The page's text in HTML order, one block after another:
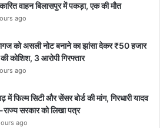
वाहन बिलासपुर में पकड़ा, एक की मौत
ago
को असली नोट बनाने का झांसा देकर ₹50 हजार
कोशिश, 3 आरोपी गिरफ्तार
ago
में फिल्म सिटी और सेंसर बोर्ड की मांग, गिरधारी यादव
सरकार को लिखा पत्र
ago